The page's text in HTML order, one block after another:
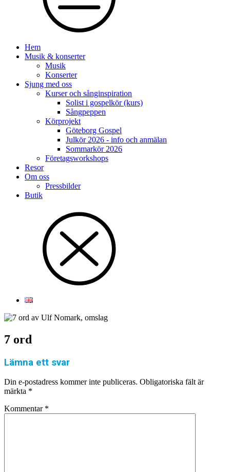
Hem
Musik & konserter
Musik
Konserter
Sjung med oss
Kurser och sånginspiration
Solist i gospelkör (kurs)
Sångpeppen
Körprojekt
Göteborg Gospel
Julkör 2026 - info och anmälan
Sommarkör 2026
Företagsworkshops
Resor
Om oss
Pressbilder
Butik
7 ord
Lämna ett svar
Din e-postadress kommer inte publiceras. Obligatoriska fält är
märkta *
Kommentar *